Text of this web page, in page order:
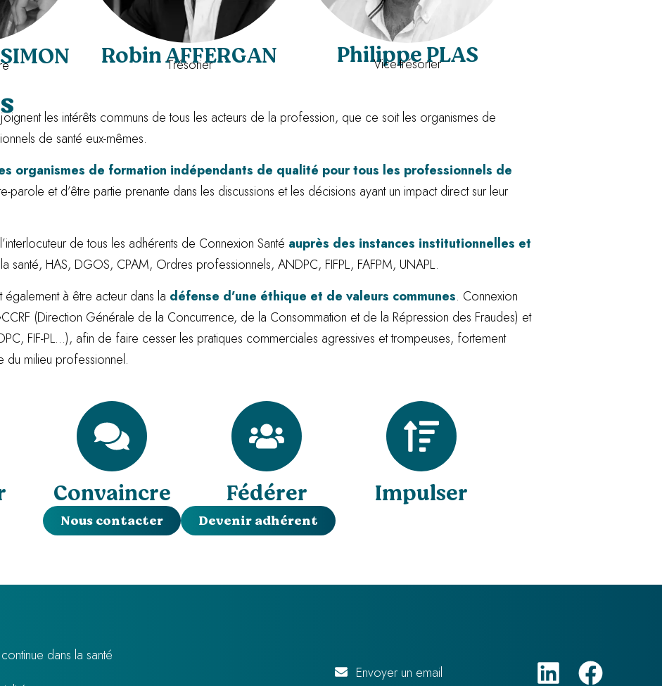
Robin AFFERGAN
Trésorier Philippe PLAS
Vice-trésorier
les intérêts communs de tous les acteurs de la profession, que ce soit les organismes de
de santé eux-mêmes.
organismes de formation indépendants de qualité pour tous les professionnels de
parole et d’être partie prenante dans les discussions et les décisions ayant un impact direct sur leur
de tous les adhérents de Connexion Santé auprès des instances institutionnelles et
santé, HAS, DGOS, CPAM, Ordres professionnels, ANDPC, FIFPL, FAFPM, UNAPL.
également à être acteur dans la défense d’une éthique et de valeurs communes. Connexion
(Direction Générale de la Concurrence, de la Consommation et de la Répression des Fraudes) et
FIF-PL…), afin de faire cesser les pratiques commerciales agressives et trompeuses, fortement
du milieu professionnel.
Convaincre Fédérer Impulser
Nous contacter Devenir adhérent
dans la santé
Envoyer un email